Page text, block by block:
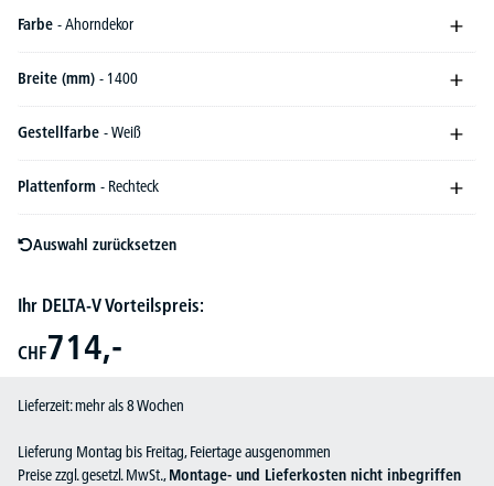
Farbe - Ahorndekor
Breite (mm) - 1400
Gestellfarbe - Weiß
Plattenform - Rechteck
Auswahl zurücksetzen
Ihr DELTA-V Vorteilspreis:
CHF714,-
Lieferzeit: mehr als 8 Wochen
Lieferung Montag bis Freitag, Feiertage ausgenommen
Preise zzgl. gesetzl. MwSt.,Montage- und Lieferkosten nicht inbegriffen